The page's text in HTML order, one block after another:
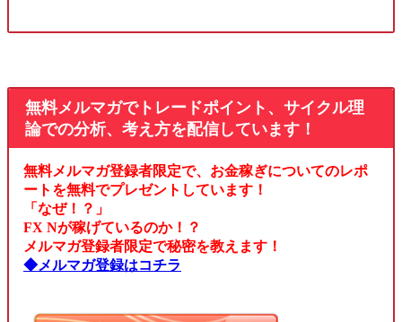
無料メルマガでトレードポイント、サイクル理
論での分析、考え方を配信しています！
無料メルマガ登録者限定で、お金稼ぎについてのレポ
ートを無料でプレゼントしています！
「なぜ！？」
FX Nが稼げているのか！？
メルマガ登録者限定で秘密を教えます！
◆メルマガ登録はコチラ